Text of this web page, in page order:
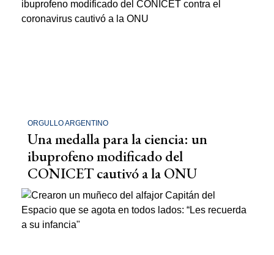
ORGULLO ARGENTINO
Una medalla para la ciencia: un
ibuprofeno modificado del
CONICET cautivó a la ONU